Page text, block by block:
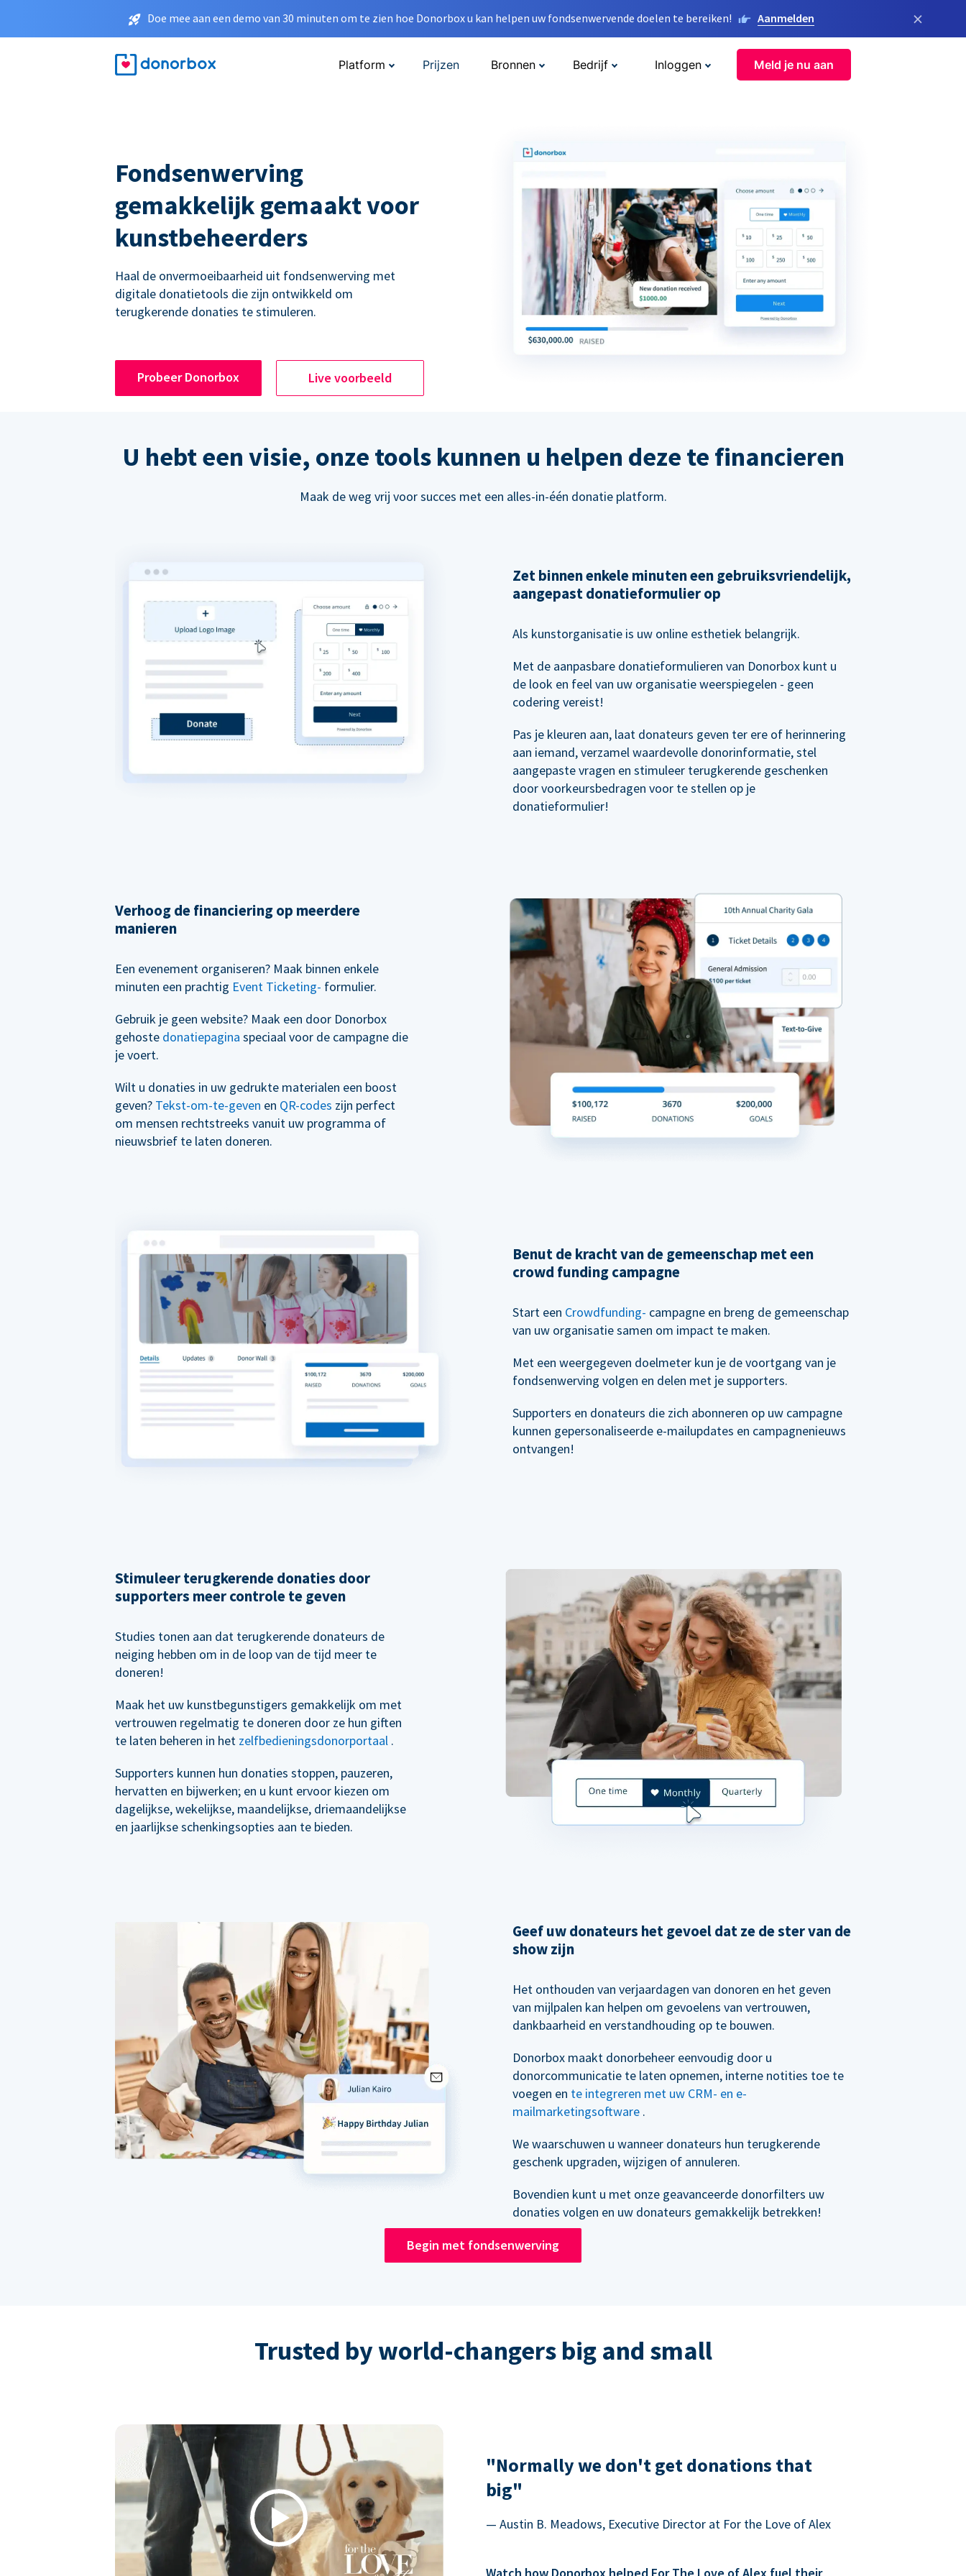
Doe mee aan een demo van 30 minuten om te zien hoe Donorbox u kan helpen uw fondsenwervende doelen te bereiken! Aanmelden ×
Platform Prijzen Bronnen Bedrijf Inloggen Meld je nu aan
Fondsenwerving
gemakkelijk gemaakt voor
kunstbeheerders
Haal de onvermoeibaarheid uit fondsenwerving met
digitale donatietools die zijn ontwikkeld om
terugkerende donaties te stimuleren.
Probeer Donorbox Live voorbeeld
U hebt een visie, onze tools kunnen u helpen deze te financieren
Maak de weg vrij voor succes met een alles-in-één donatie platform.
Zet binnen enkele minuten een gebruiksvriendelijk,
aangepast donatieformulier op
Als kunstorganisatie is uw online esthetiek belangrijk.
Met de aanpasbare donatieformulieren van Donorbox kunt u
de look en feel van uw organisatie weerspiegelen - geen
codering vereist!
Pas je kleuren aan, laat donateurs geven ter ere of herinnering
aan iemand, verzamel waardevolle donorinformatie, stel
aangepaste vragen en stimuleer terugkerende geschenken
door voorkeursbedragen voor te stellen op je
donatieformulier!
Verhoog de financiering op meerdere
manieren
Een evenement organiseren? Maak binnen enkele
minuten een prachtig Event Ticketing- formulier.
Gebruik je geen website? Maak een door Donorbox
gehoste donatiepagina speciaal voor de campagne die
je voert.
Wilt u donaties in uw gedrukte materialen een boost
geven? Tekst-om-te-geven en QR-codes zijn perfect
om mensen rechtstreeks vanuit uw programma of
nieuwsbrief te laten doneren.
Benut de kracht van de gemeenschap met een
crowd funding campagne
Start een Crowdfunding- campagne en breng de gemeenschap
van uw organisatie samen om impact te maken.
Met een weergegeven doelmeter kun je de voortgang van je
fondsenwerving volgen en delen met je supporters.
Supporters en donateurs die zich abonneren op uw campagne
kunnen gepersonaliseerde e-mailupdates en campagnenieuws
ontvangen!
Stimuleer terugkerende donaties door
supporters meer controle te geven
Studies tonen aan dat terugkerende donateurs de
neiging hebben om in de loop van de tijd meer te
doneren!
Maak het uw kunstbegunstigers gemakkelijk om met
vertrouwen regelmatig te doneren door ze hun giften
te laten beheren in het zelfbedieningsdonorportaal .
Supporters kunnen hun donaties stoppen, pauzeren,
hervatten en bijwerken; en u kunt ervoor kiezen om
dagelijkse, wekelijkse, maandelijkse, driemaandelijkse
en jaarlijkse schenkingsopties aan te bieden.
Geef uw donateurs het gevoel dat ze de ster van de
show zijn
Het onthouden van verjaardagen van donoren en het geven
van mijlpalen kan helpen om gevoelens van vertrouwen,
dankbaarheid en verstandhouding op te bouwen.
Donorbox maakt donorbeheer eenvoudig door u
donorcommunicatie te laten opnemen, interne notities toe te
voegen en te integreren met uw CRM- en e-
mailmarketingsoftware.
We waarschuwen u wanneer donateurs hun terugkerende
geschenk upgraden, wijzigen of annuleren.
Bovendien kunt u met onze geavanceerde donorfilters uw
donaties volgen en uw donateurs gemakkelijk betrekken!
Begin met fondsenwerving
Trusted by world-changers big and small
Play
"Normally we don't get donations that
big"
— Austin B. Meadows, Executive Director at For the Love of Alex
Watch how Donorbox helped For The Love of Alex fuel their